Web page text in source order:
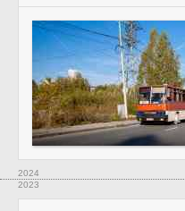
2024
2023